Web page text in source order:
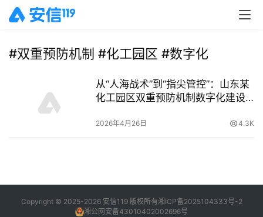
#双重预防机制 #化工园区 #数字化
从“人海战术”到“指尖管控”：山东某
化工园区双重预防机制数字化建设
2026年4月26日 4.3K
Copyright © 2025-2026 安信119 版权所有湘ICP备2025104333号-2
湘公网安备43010402002696号